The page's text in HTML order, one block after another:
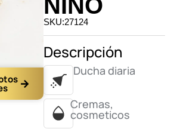
NIÑO
SKU:27124
Descripción
Ducha diaria
Cremas,
cosmeticos